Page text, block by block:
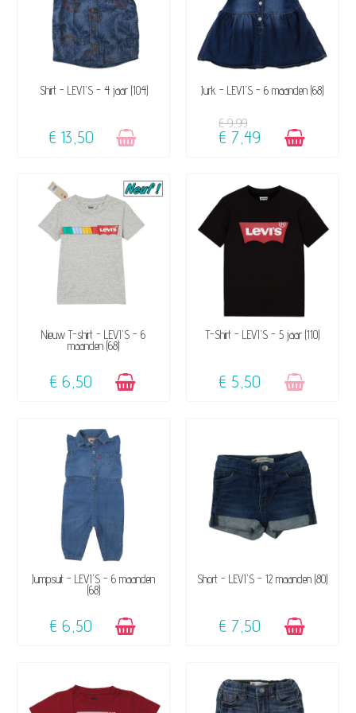
NIET OP VOORRAAD
Shirt - LEVI'S - 4 jaar (104)
€ 13,50
BESCHIKBAAR
Jurk - LEVI'S - 6 maanden (68)
€ 9,99
€ 7,49
BESCHIKBAAR
Nieuw T-shirt - LEVI'S - 6
maanden (68)
€ 6,50
NIET OP VOORRAAD
T-Shirt - LEVI'S - 5 jaar (110)
€ 5,50
BESCHIKBAAR
Jumpsuit - LEVI'S - 6 maanden
(68)
€ 6,50
BESCHIKBAAR
Short - LEVI'S - 12 maanden (80)
€ 7,50